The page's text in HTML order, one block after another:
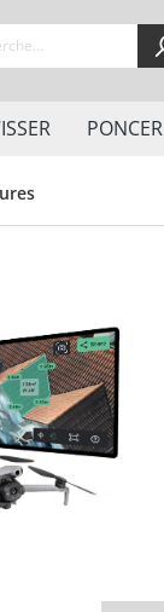
springen
PONCER